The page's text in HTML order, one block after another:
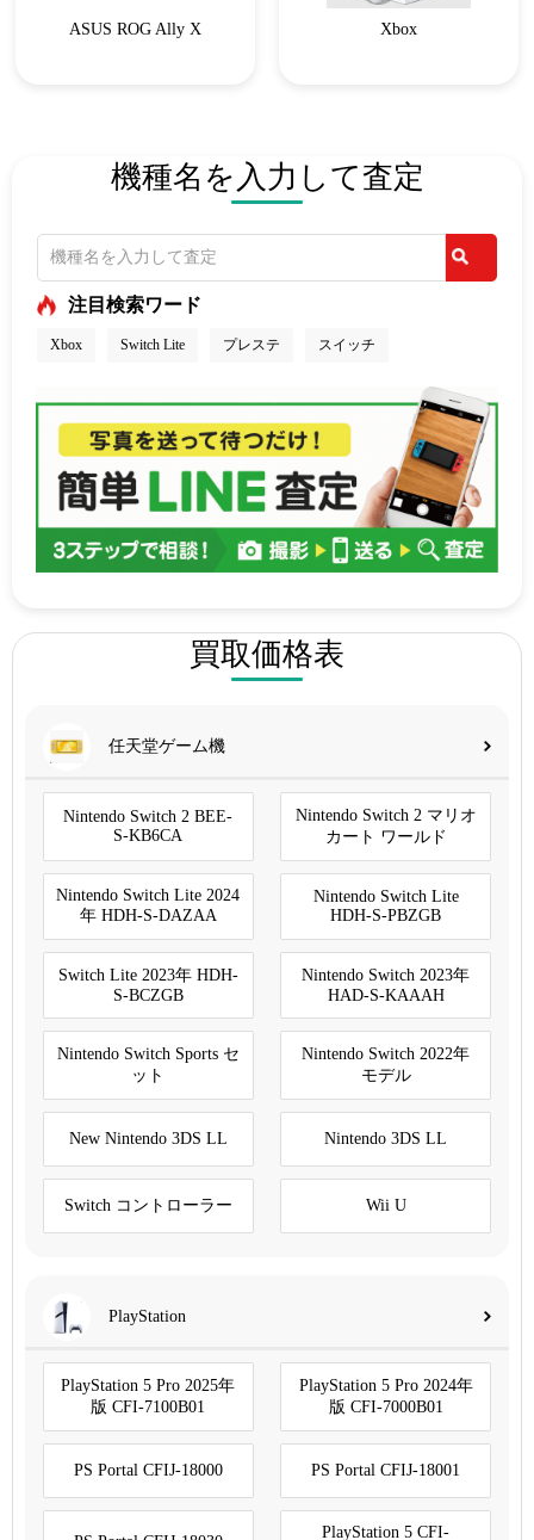
ASUS ROG Ally X Xbox
機種名を入力して査定
注目検索ワード
Xbox Switch Lite プレステ スイッチ
買取価格表
任天堂ゲーム機
Nintendo Switch 2 BEE-
S-KB6CA
Nintendo Switch 2 マリオ
カート ワールド
Nintendo Switch Lite 2024
年 HDH-S-DAZAA
Nintendo Switch Lite
HDH-S-PBZGB
Switch Lite 2023年 HDH-
S-BCZGB
Nintendo Switch 2023年
HAD-S-KAAAH
Nintendo Switch Sports セ
ット
Nintendo Switch 2022年
モデル
New Nintendo 3DS LL Nintendo 3DS LL
Switch コントローラー Wii U
PlayStation
PlayStation 5 Pro 2025年
版 CFI-7100B01
PlayStation 5 Pro 2024年
版 CFI-7000B01
PS Portal CFIJ-18000 PS Portal CFIJ-18001
PlayStation 5 CFI-